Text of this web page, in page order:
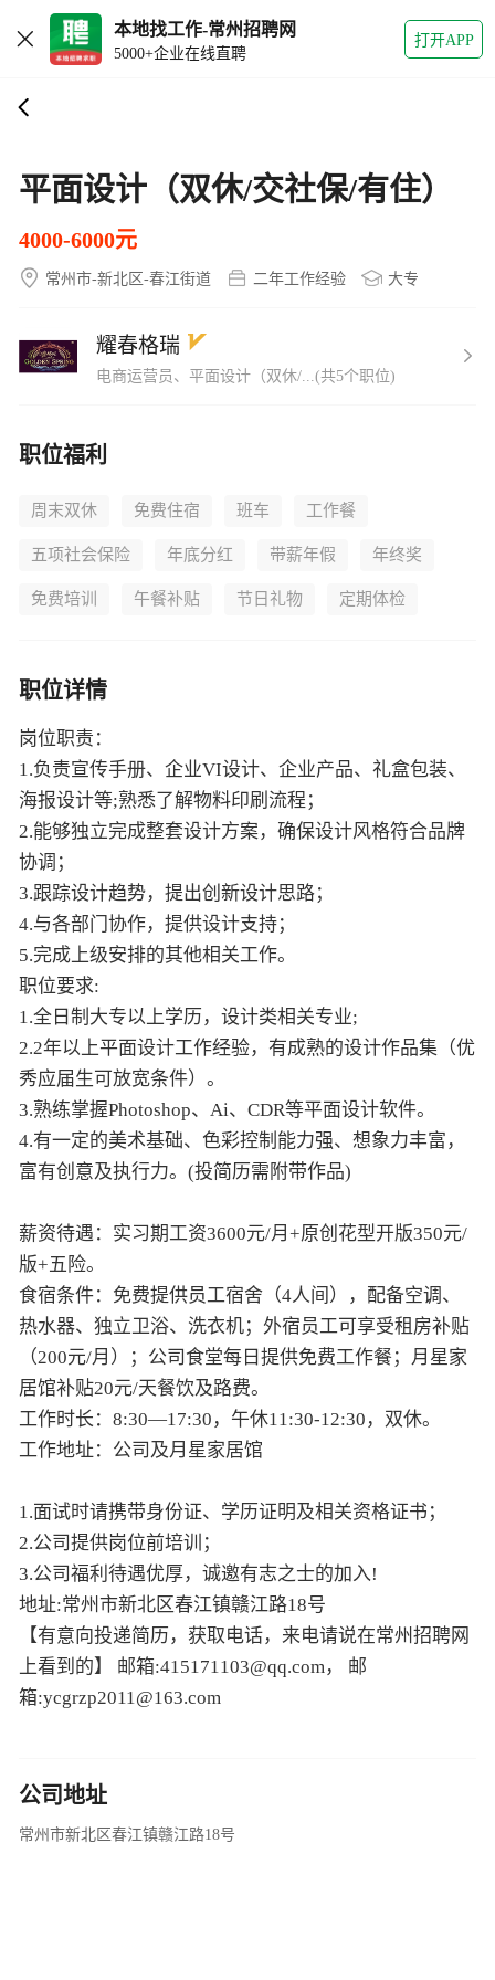
本地找工作-常州招聘网
5000+企业在线直聘
打开APP
平面设计（双休/交社保/有住）
4000-6000元
常州市-新北区-春江街道 二年工作经验 大专
耀春格瑞
电商运营员、平面设计（双休/...(共5个职位)
职位福利
周末双休 免费住宿 班车 工作餐
五项社会保险 年底分红 带薪年假 年终奖
免费培训 午餐补贴 节日礼物 定期体检
职位详情
岗位职责：
1.负责宣传手册、企业VI设计、企业产品、礼盒包装、
海报设计等;熟悉了解物料印刷流程；
2.能够独立完成整套设计方案，确保设计风格符合品牌
协调；
3.跟踪设计趋势，提出创新设计思路；
4.与各部门协作，提供设计支持；
5.完成上级安排的其他相关工作。
职位要求:
1.全日制大专以上学历，设计类相关专业;
2.2年以上平面设计工作经验，有成熟的设计作品集（优
秀应届生可放宽条件）。
3.熟练掌握Photoshop、Ai、CDR等平面设计软件。
4.有一定的美术基础、色彩控制能力强、想象力丰富，
富有创意及执行力。(投简历需附带作品)
薪资待遇：实习期工资3600元/月+原创花型开版350元/
版+五险。
食宿条件：免费提供员工宿舍（4人间），配备空调、
热水器、独立卫浴、洗衣机；外宿员工可享受租房补贴
（200元/月）；公司食堂每日提供免费工作餐；月星家
居馆补贴20元/天餐饮及路费。
工作时长：8:30—17:30，午休11:30-12:30，双休。
工作地址：公司及月星家居馆
1.面试时请携带身份证、学历证明及相关资格证书；
2.公司提供岗位前培训；
3.公司福利待遇优厚，诚邀有志之士的加入!
地址:常州市新北区春江镇赣江路18号
【有意向投递简历，获取电话，来电请说在常州招聘网
上看到的】 邮箱:415171103@qq.com， 邮
箱:ycgrzp2011@163.com
公司地址
常州市新北区春江镇赣江路18号